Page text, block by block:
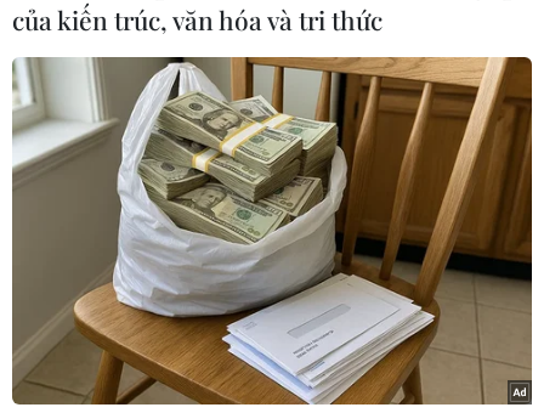
(Vietnam+)
của kiến trúc, văn hóa và tri thức